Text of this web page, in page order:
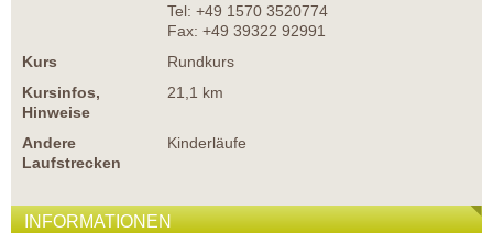
Tel: +49 1570 3520774
Fax: +49 39322 92991
Kurs
Rundkurs
Kursinfos,
Hinweise
21,1 km
Andere
Laufstrecken
Kinderläufe
INFORMATIONEN